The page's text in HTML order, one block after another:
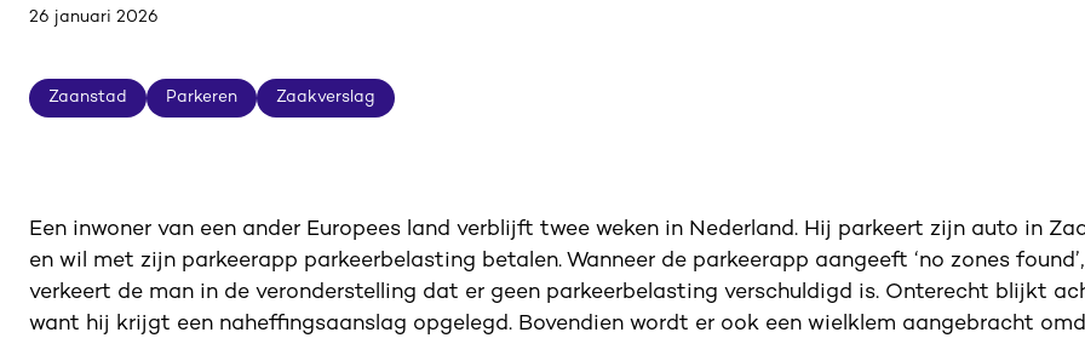
26 januari 2026
Zaanstad
Zaanstad
Parkeren
Parkeren
Zaakverslag
Zaakverslag
Een inwoner van een ander Europees land verblijft twee weken in Nederland. Hij parkeert zijn auto in
en wil met zijn parkeerapp parkeerbelasting betalen. Wanneer de parkeerapp aangeeft ‘no zones found’,
verkeert de man in de veronderstelling dat er geen parkeerbelasting verschuldigd is. Onterecht blijkt
want hij krijgt een naheffingsaanslag opgelegd. Bovendien wordt er ook een wielklem aangebracht